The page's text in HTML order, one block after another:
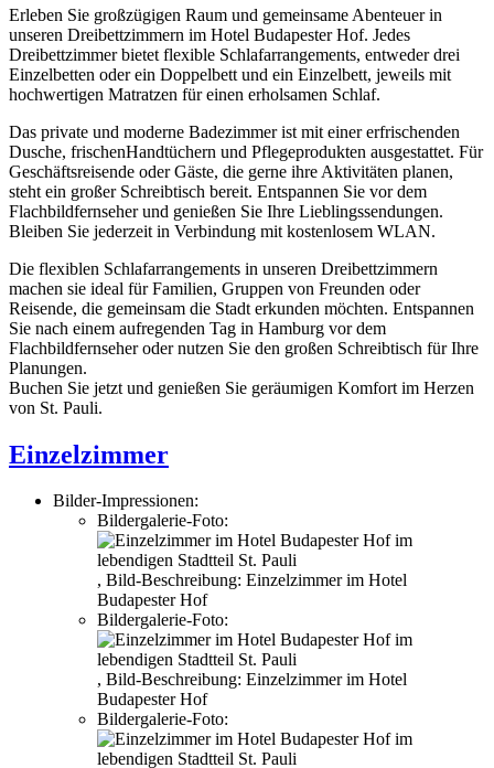
Erleben Sie großzügigen Raum und gemeinsame Abenteuer in
unseren Dreibettzimmern im Hotel Budapester Hof. Jedes
Dreibettzimmer bietet flexible Schlafarrangements, entweder drei
Einzelbetten oder ein Doppelbett und ein Einzelbett, jeweils mit
hochwertigen Matratzen für einen erholsamen Schlaf.
Das private und moderne Badezimmer ist mit einer erfrischenden
Dusche, frischenHandtüchern und Pflegeprodukten ausgestattet. Für
Geschäftsreisende oder Gäste, die gerne ihre Aktivitäten planen,
steht ein großer Schreibtisch bereit. Entspannen Sie vor dem
Flachbildfernseher und genießen Sie Ihre Lieblingssendungen.
Bleiben Sie jederzeit in Verbindung mit kostenlosem WLAN.
Die flexiblen Schlafarrangements in unseren Dreibettzimmern
machen sie ideal für Familien, Gruppen von Freunden oder
Reisende, die gemeinsam die Stadt erkunden möchten. Entspannen
Sie nach einem aufregenden Tag in Hamburg vor dem
Flachbildfernseher oder nutzen Sie den großen Schreibtisch für Ihre
Planungen.
Buchen Sie jetzt und genießen Sie geräumigen Komfort im Herzen
von St. Pauli.
Einzelzimmer
Bilder-Impressionen:
Bildergalerie-Foto:
, Bild-Beschreibung: Einzelzimmer im Hotel
Budapester Hof
Bildergalerie-Foto:
, Bild-Beschreibung: Einzelzimmer im Hotel
Budapester Hof
Bildergalerie-Foto: